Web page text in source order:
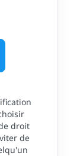
droit
de